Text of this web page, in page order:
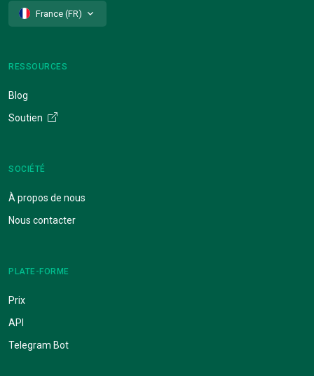
France (FR)
RESSOURCES
Blog
Soutien
SOCIÉTÉ
À propos de nous
Nous contacter
PLATE-FORME
Prix
API
Telegram Bot